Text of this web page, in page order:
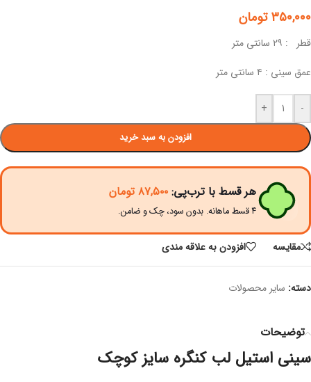
۳۵۰,۰۰۰ تومان
قطر : ۲۹ سانتی متر
عمق سینی : ۴ سانتی متر
-
+
افزودن به سبد خرید
هر قسط با ترب‌پی: ۸۷,۵۰۰ تومان
۴ قسط ماهانه. بدون سود، چک و ضامن.
مقايسه افزودن به علاقه مندی
دسته: سایر محصولات
توضیحات
سینی استیل لب کنگره سایز کوچک